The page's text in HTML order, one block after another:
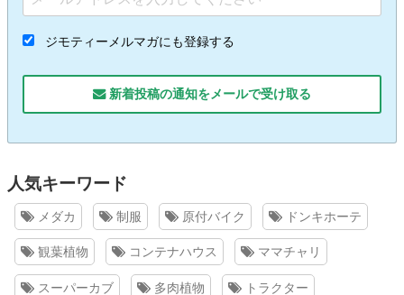
ジモティーメルマガにも登録する
新着投稿の通知をメールで受け取る
人気キーワード
メダカ 制服 原付バイク ドンキホーテ
観葉植物 コンテナハウス ママチャリ
スーパーカブ 多肉植物 トラクター